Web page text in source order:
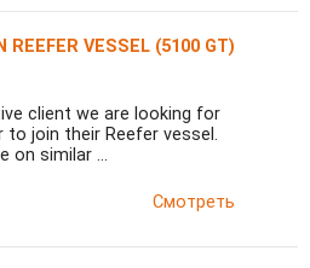
REEFER VESSEL (5100 GT)
client we are looking for
to join their Reefer vessel.
on similar …
Смотреть